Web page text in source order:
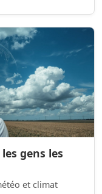
gens les
et climat